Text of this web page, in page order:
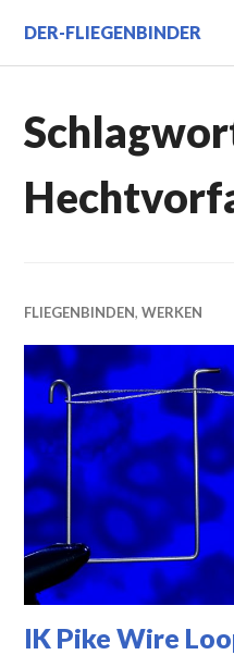
Inhalt
springen
DER-FLIEGENBINDER
FLIEGENBINDEN,WERKEN
IK Pike Wire